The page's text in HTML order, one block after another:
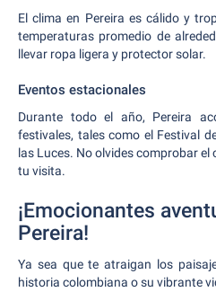
El clima en Pereira es cálido y
temperaturas promedio de
llevar ropa ligera y protector solar.
Eventos estacionales
Durante todo el año, Pereira
festivales, tales como el Festival
las Luces. No olvides comprobar
tu visita.
¡Emocionantes
Pereira!
Ya sea que te atraigan los
historia colombiana o su vibrante